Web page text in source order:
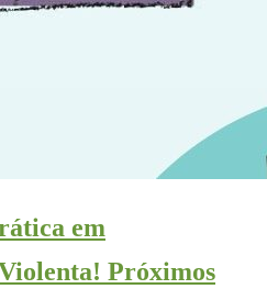
em
Próximos